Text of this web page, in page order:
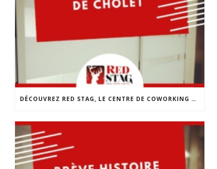
DÉCOUVREZ RED STAG, LE CENTRE DE COWORKING DE CHOLET